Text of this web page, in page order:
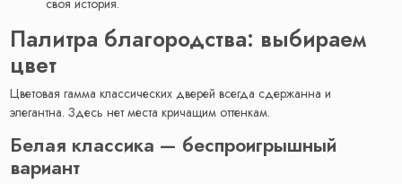
Палитра благородства: выбираем
цвет
Цветовая гамма классических дверей всегда сдержанна и
элегантна. Здесь нет места кричащим оттенкам.
Белая классика — беспроигрышный
вариант